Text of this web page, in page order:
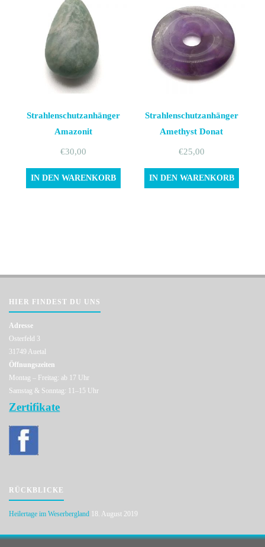
Strahlenschutzanhänger
Amazonit
€30,00
IN DEN WARENKORB
Strahlenschutzanhänger
Amethyst Donat
€25,00
IN DEN WARENKORB
HIER FINDEST DU UNS
Adresse
Osterfeld 3
31749 Auetal
Öffnungszeiten
Montag – Freitag: ab 17 Uhr
Samstag & Sonntag: 11–15 Uhr
Zertifikate
RÜCKBLICKE
Heilertage im Weserbergland 18. August 2019